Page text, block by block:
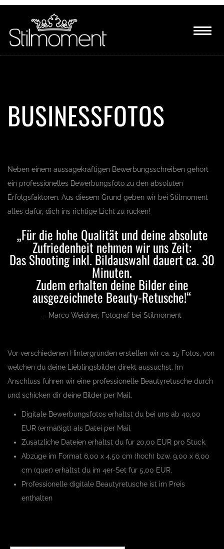
BUSINESSFOTOS
Neben einem aussagekräftigen Bewerbungsschreiben gehört
ein professionelles Bewerbungsfoto zu den absoluten
Erfolgsfaktoren. Aus diesem Grund geben wir bei Stilmoment
alles dafür, dich ins richtige Licht zu rücken!
„Für die hohe Qualität und deine absolute
Zufriedenheit nehmen wir uns Zeit:
Das Shooting inkl. Bildauswahl dauert ca. 30
Minuten.
Zudem erhalten deine Bilder eine
ausgezeichnete Beauty-Retusche!“
– Marco Weidner, Fotograf bei Stilmoment
Vor verschiedenen Hintergründen erstellen wir ca. 15 Fotos, von
welchen du deine Lieblingsbilder direkt aussuchst. Im
Anschluss führen wir eine professionelle Beautyretusche durch
und schicken dir deine Bilder per Mail.
Digitale Bewerbungsfotos erhältst du bei uns ab 40,00
EUR (ermäßigt) als Datei per Mail
Zusätzliche Dateien erhältst du für 20,00 EUR pro Stück.
Abzüge im Format 6,00 x 4,50 cm (hoch) bzw. 9,00 x 6,00
cm (quer) erhältst du im 4er-Set für 5,00 EUR.
Professionelle digitale Beautyretusche ist im Preis
enthalten